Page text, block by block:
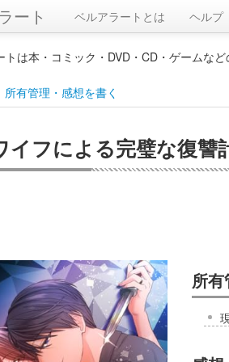
ート ベルアラートとは ヘルプ
トは本・コミック・DVD・CD・ゲームな
所有管理・感想を書く
イフによる完璧な復
所有